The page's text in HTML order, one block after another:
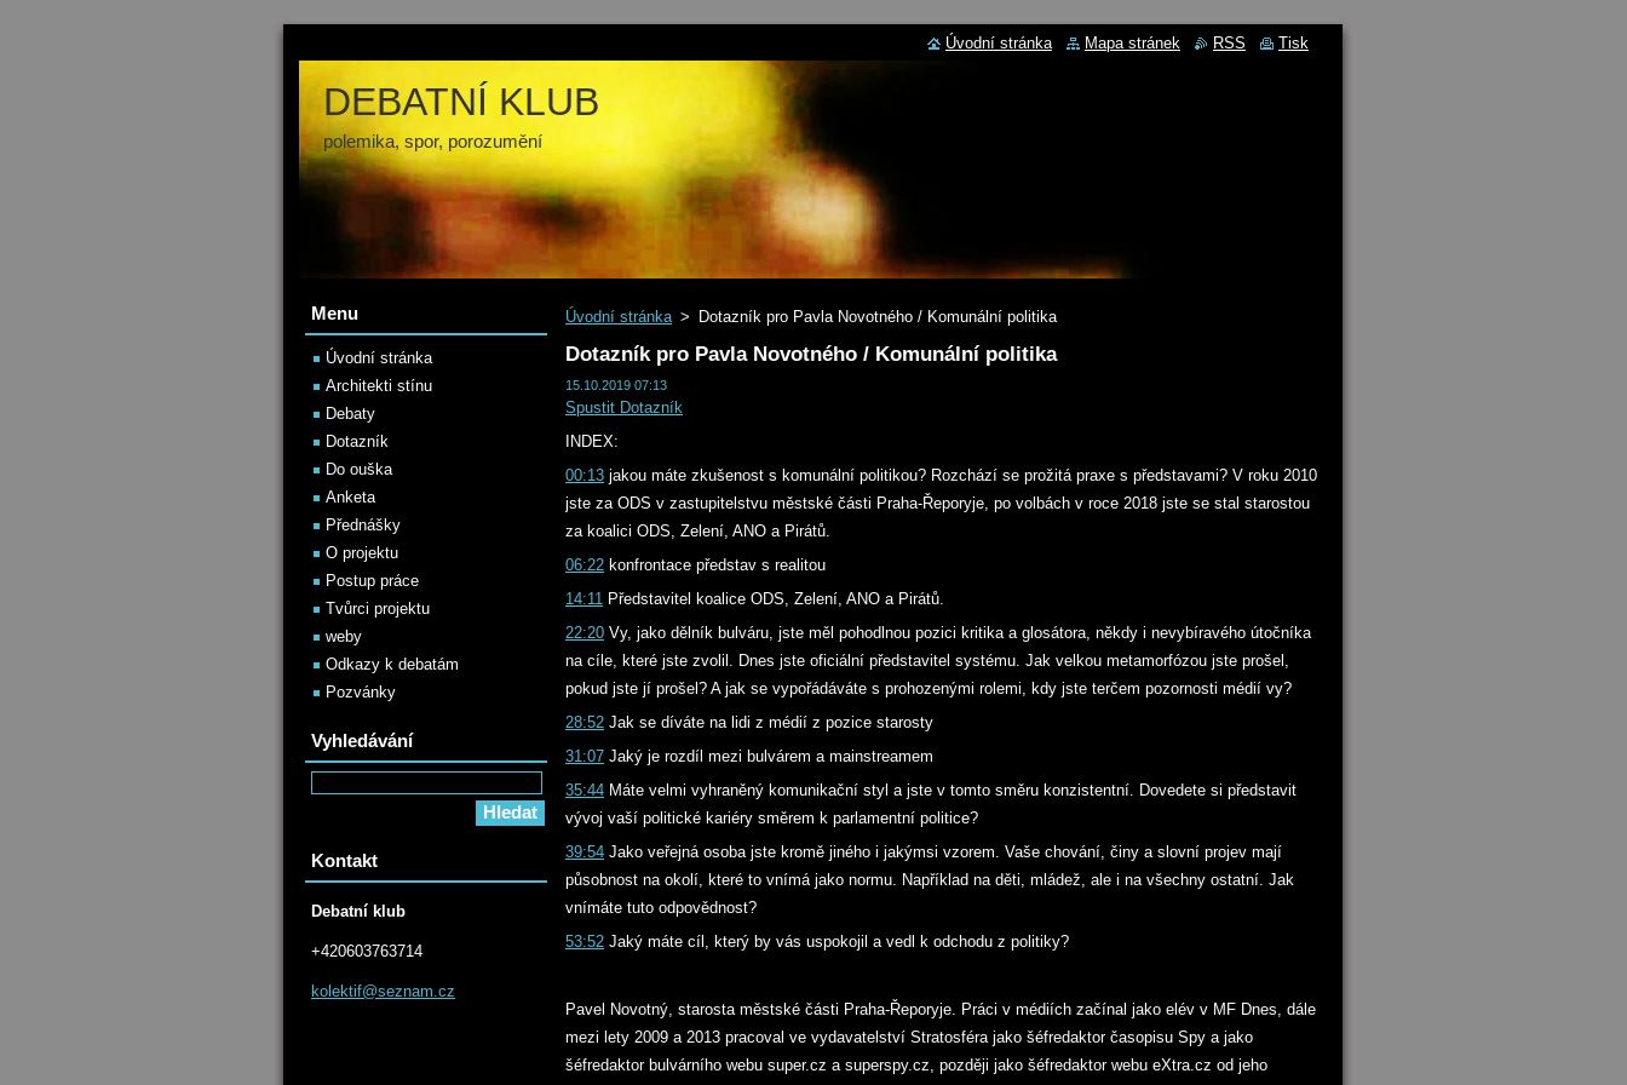
DEBATNÍ KLUB
polemika, spor, porozumění
Úvodní stránka > Dotazník pro Pavla Novotného / Komunální politika
Dotazník pro Pavla Novotného / Komunální politika
15.10.2019 07:13
Spustit Dotazník
INDEX:
00:13 jakou máte zkušenost s komunální politikou? Rozchází se prožitá praxe s představami? V roku 2010
jste za ODS v zastupitelstvu městské části Praha-Řeporyje, po volbách v roce 2018 jste se stal starostou
za koalici ODS, Zelení, ANO a Pirátů.
06:22 konfrontace představ s realitou
14:11 Představitel koalice ODS, Zelení, ANO a Pirátů.
22:20 Vy, jako dělník bulváru, jste měl pohodlnou pozici kritika a glosátora, někdy i nevybíravého útočníka
na cíle, které jste zvolil. Dnes jste oficiální představitel systému. Jak velkou metamorfózou jste prošel,
pokud jste jí prošel? A jak se vypořádáváte s prohozenými rolemi, kdy jste terčem pozornosti médií vy?
28:52 Jak se díváte na lidi z médií z pozice starosty
31:07 Jaký je rozdíl mezi bulvárem a mainstreamem
35:44 Máte velmi vyhraněný komunikační styl a jste v tomto směru konzistentní. Dovedete si představit
vývoj vaší politické kariéry směrem k parlamentní politice?
39:54 Jako veřejná osoba jste kromě jiného i jakýmsi vzorem. Vaše chování, činy a slovní projev mají
působnost na okolí, které to vnímá jako normu. Například na děti, mládež, ale i na všechny ostatní. Jak
vnímáte tuto odpovědnost?
53:52 Jaký máte cíl, který by vás uspokojil a vedl k odchodu z politiky?
Pavel Novotný, starosta městské části Praha-Řeporyje. Práci v médiích začínal jako elév v MF Dnes, dále
mezi lety 2009 a 2013 pracoval ve vydavatelství Stratosféra jako šéfredaktor časopisu Spy a jako
šéfredaktor bulvárního webu super.cz a superspy.cz, později jako šéfredaktor webu eXtra.cz od jeho
Menu
Úvodní stránka
Architekti stínu
Debaty
Dotazník
Do ouška
Anketa
Přednášky
O projektu
Postup práce
Tvůrci projektu
weby
Odkazy k debatám
Pozvánky
Vyhledávání
Kontakt
Debatní klub
+420603763714
kolektif@seznam.cz
Úvodní stránka Mapa stránek RSS Tisk